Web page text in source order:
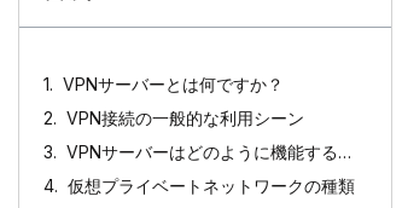
VPNサーバーとは何ですか？
VPN接続の一般的な利用シーン
VPNサーバーはどのように機能するのですか？
仮想プライベートネットワークの種類